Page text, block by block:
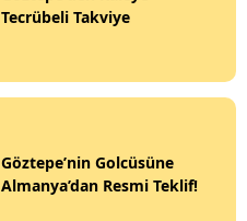
Tecrübeli Takviye
Göztepe’nin Golcüsüne
Almanya’dan Resmi Teklif!